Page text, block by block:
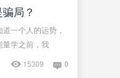
局？
一个人的运势，
量学之前，我
0
15309